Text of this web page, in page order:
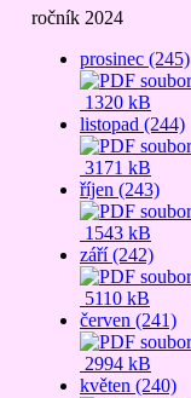
ročník 2024
prosinec (245)
1320 kB
listopad (244)
3171 kB
říjen (243)
1543 kB
září (242)
5110 kB
červen (241)
2994 kB
květen (240)